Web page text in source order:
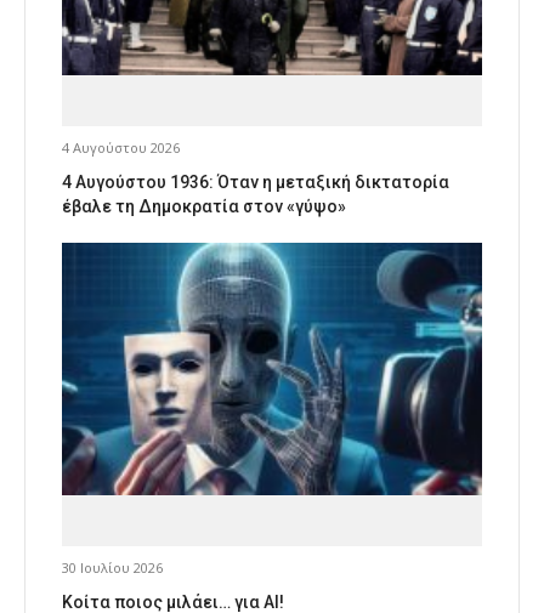
4 Αυγούστου 2026
4 Αυγούστου 1936: Όταν η μεταξική δικτατορία
έβαλε τη Δημοκρατία στον «γύψο»
30 Ιουλίου 2026
Κοίτα ποιος μιλάει… για AI!